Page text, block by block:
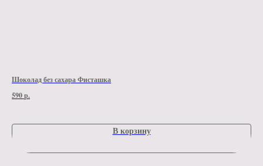
Шоколад без сахара Фисташка
590р.
В корзину